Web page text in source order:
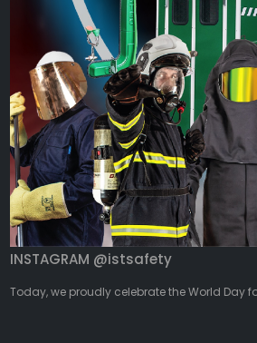
INSTAGRAM @istsafety
Today, we proudly celebrate the World Day